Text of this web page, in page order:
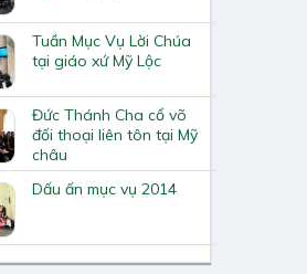
Tuần Mục Vụ Lời Chúa
tại giáo xứ Mỹ Lộc
Đức Thánh Cha cổ võ
đối thoại liên tôn tại Mỹ
châu
Dấu ấn mục vụ 2014